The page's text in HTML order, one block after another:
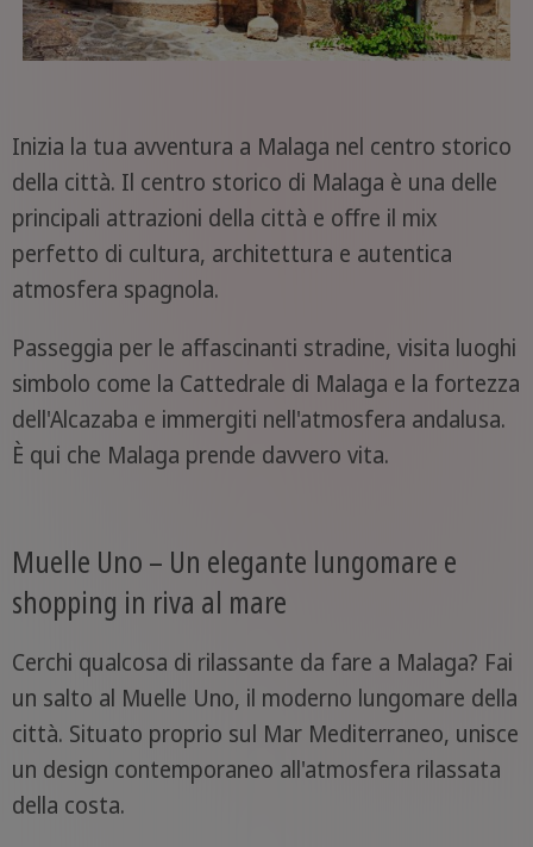
Inizia la tua avventura a Malaga nel centro storico
della città. Il centro storico di Malaga è una delle
principali attrazioni della città e offre il mix
perfetto di cultura, architettura e autentica
atmosfera spagnola.
Passeggia per le affascinanti stradine, visita luoghi
simbolo come la Cattedrale di Malaga e la fortezza
dell'Alcazaba e immergiti nell'atmosfera andalusa.
È qui che Malaga prende davvero vita.
Muelle Uno – Un elegante lungomare e
shopping in riva al mare
Cerchi qualcosa di rilassante da fare a Malaga? Fai
un salto al Muelle Uno, il moderno lungomare della
città. Situato proprio sul Mar Mediterraneo, unisce
un design contemporaneo all'atmosfera rilassata
della costa.